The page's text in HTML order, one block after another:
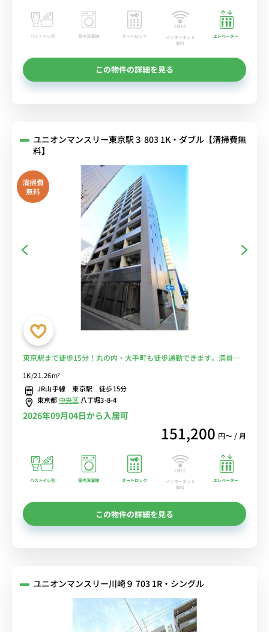
バストイレ別 室内洗濯機 オートロック
インターネット
無料
エレベーター
この物件の詳細を見る
ユニオンマンスリー東京駅３ 803 1K・ダブル【清掃費無
料】
清掃費
無料
東京駅まで徒歩15分！丸の内・大手町も徒歩通勤できます。満員電
選べるWi-Fi格安レンタル中！
1K/21.26m²
JR山手線 東京駅 徒歩15分
東京都 中央区 八丁堀3-8-4
2026年09月04日から入居可
151,200 円〜 / 月
バストイレ別 室内洗濯機 オートロック
インターネット
無料
エレベーター
この物件の詳細を見る
ユニオンマンスリー川崎９ 703 1R・シングル